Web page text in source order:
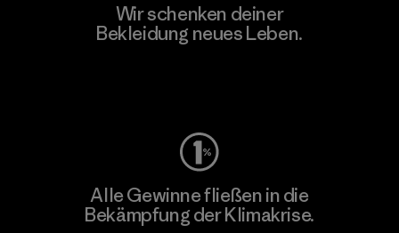
Wir schenken deiner
Bekleidung neues Leben.
Alle Gewinne fließen in die
Bekämpfung der Klimakrise.